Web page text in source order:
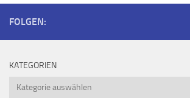
FOLGEN:
KATEGORIEN
Kategorien